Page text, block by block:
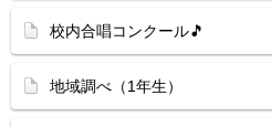
校内合唱コンクール🎵
地域調べ（1年生）